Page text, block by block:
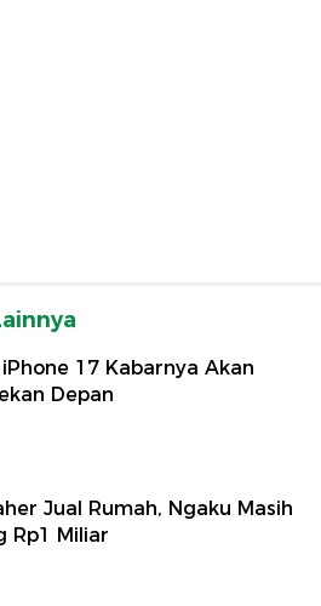
17 Kabarnya Akan
Depan
Jual Rumah, Ngaku Masih
Rp1 Miliar